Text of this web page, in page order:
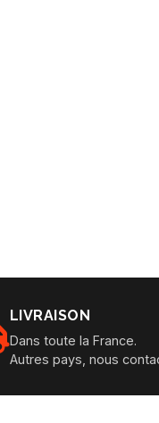
LIVRAISON
Dans toute la France.
Autres pays, nous